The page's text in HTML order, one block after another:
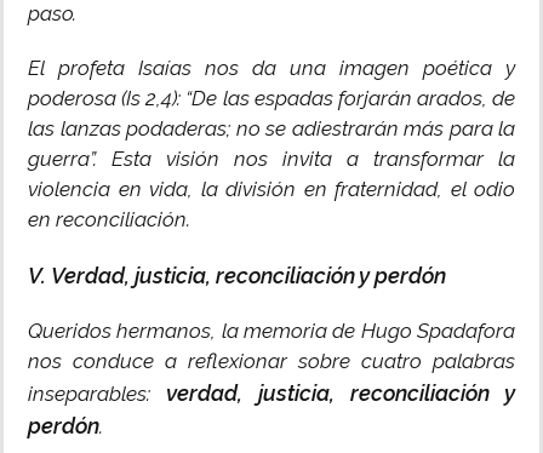
paso.
El profeta Isaías nos da una imagen poética y
poderosa (Is 2,4): “De las espadas forjarán arados, de
las lanzas podaderas; no se adiestrarán más para la
guerra”. Esta visión nos invita a transformar la
violencia en vida, la división en fraternidad, el odio
en reconciliación.
V. Verdad, justicia, reconciliación y perdón
Queridos hermanos, la memoria de Hugo Spadafora
nos conduce a reflexionar sobre cuatro palabras
inseparables: verdad, justicia, reconciliación y
perdón.